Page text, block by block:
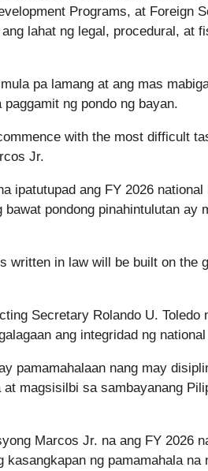
Programs, at Foreign
lahat ng legal, procedural, at
pa lamang at ang mas
ng pondo ng bayan.
with the most difficult
Jr.
ipatutupad ang FY 2026 national
pondong pinahintulutan ay
written in law will be built on the
Secretary Rolando U. Toledo
ang integridad ng
pamamahalaan nang may
magsisilbi sa sambayanang
Marcos Jr. na ang FY 2026
ng pamamahala na